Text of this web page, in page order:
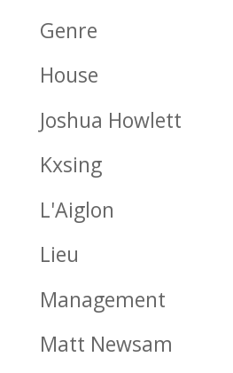
Genre
House
Joshua Howlett
Kxsing
L'Aiglon
Lieu
Management
Matt Newsam